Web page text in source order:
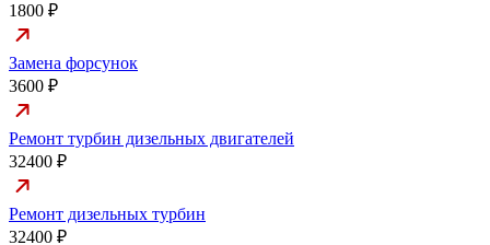
1800 ₽
Замена форсунок
3600 ₽
Ремонт турбин дизельных двигателей
32400 ₽
Ремонт дизельных турбин
32400 ₽